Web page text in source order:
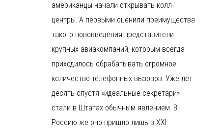
американцы начали открывать колл-
центры. А первыми оценили преимущества
такого нововведения представители
крупных авиакомпаний, которым всегда
приходилось обрабатывать огромное
количество телефонных вызовов. Уже лет
десять спустя «идеальные секретари»
стали в Штатах обычным явлением. В
Россию же оно пришло лишь в XXI